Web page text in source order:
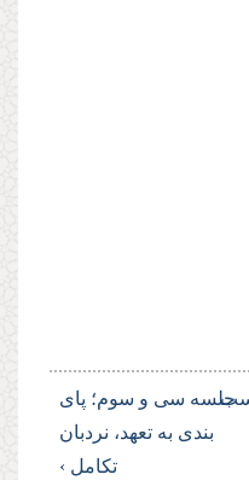
جلسه سی و سوم؛ پای
بندی به تعهد، نردبان
تکامل ›